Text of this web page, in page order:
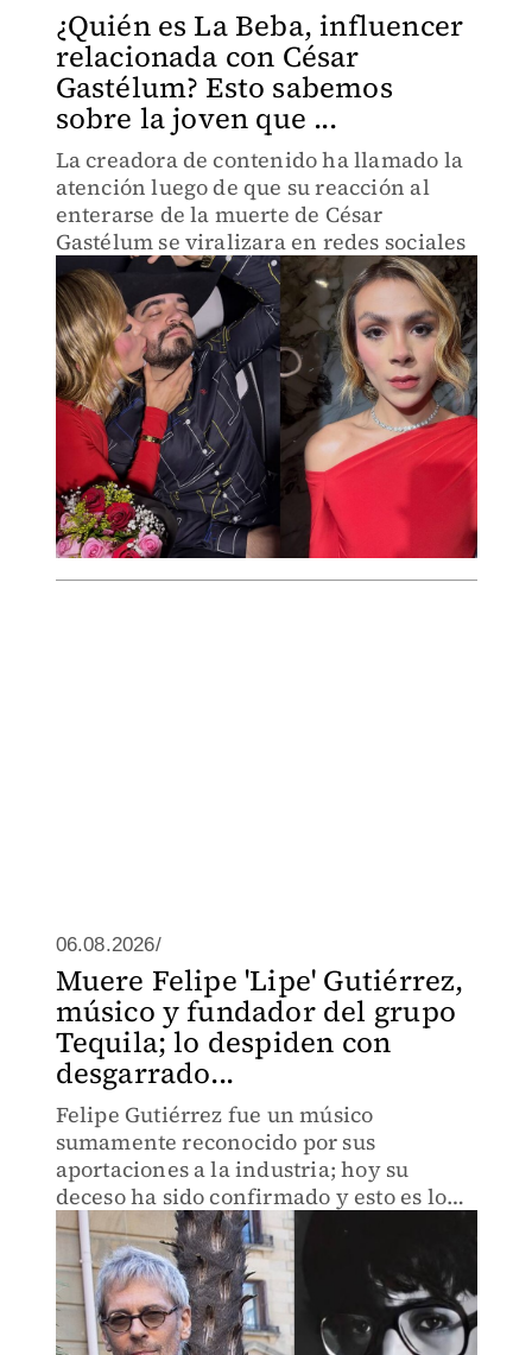
¿Quién es La Beba, influencer
relacionada con César
Gastélum? Esto sabemos
sobre la joven que ...
La creadora de contenido ha llamado la
atención luego de que su reacción al
enterarse de la muerte de César
Gastélum se viralizara en redes sociales
06.08.2026/
Muere Felipe 'Lipe' Gutiérrez,
músico y fundador del grupo
Tequila; lo despiden con
desgarrado...
Felipe Gutiérrez fue un músico
sumamente reconocido por sus
aportaciones a la industria; hoy su
deceso ha sido confirmado y esto es lo
que se sabe al respecto.